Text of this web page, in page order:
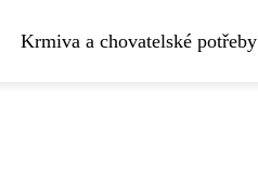
Krmiva a chovatelské potřeby